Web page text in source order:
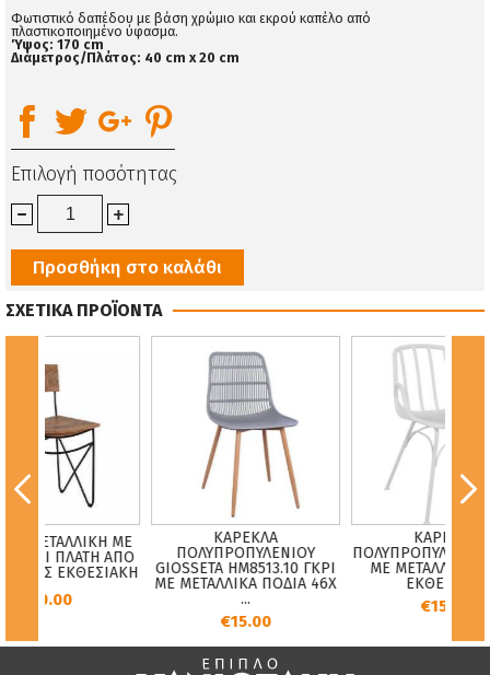
Φωτιστικό δαπέδου με βάση χρώμιο και εκρού καπέλο από
πλαστικοποιημένο ύφασμα.
Ύψος: 170 cm
Διάμετρος/Πλάτος: 40 cm x 20 cm
Επιλογή ποσότητας
Προσθήκη στο καλάθι
ΣΧΕΤΙΚΑ ΠΡΟΪΟΝΤΑ
ΜΕ
ΠΛΑΤΗ ΑΠΟ
ΕΚΘΕΣΙΑΚΗ
ΚΑΡΕΚΛΑ
ΠΟΛΥΠΡΟΠΥΛΕΝΙΟΥ
GIOSSETA HM8513.10 ΓΚΡΙ
ΜΕ ΜΕΤΑΛΛΙΚΑ ΠΟΔΙΑ 46X
€15.00
ΚΑΡΕΚΛΑ
ΠΟΛΥΠΡΟΠΥΛΕΝΙΟΥ
ΜΕ ΜΕΤΑΛΛΙΚΑ
ΕΚΘΕΣΙΑΚΑ
€15.00